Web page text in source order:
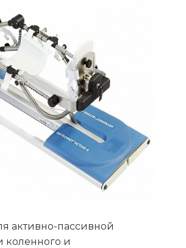
активно-пассивной
коленного и